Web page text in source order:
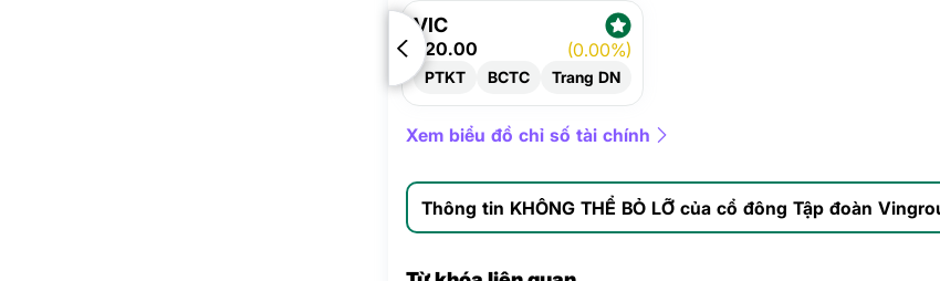
VIC
220.00 (0.00%)
PTKT BCTC Trang DN
Xem biểu đồ chỉ số tài chính
Thông tin KHÔNG THỂ BỎ LỠ của cổ đông Tập đoàn